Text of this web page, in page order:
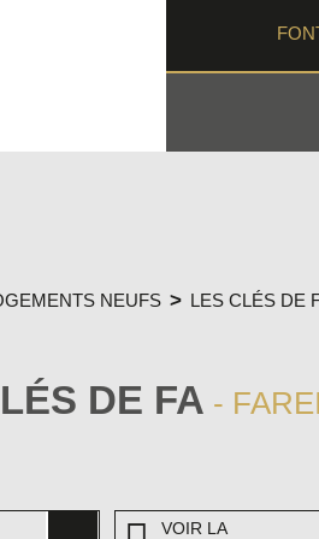
NEUFS LES CLÉS DE
DE FA -
VOIR LA